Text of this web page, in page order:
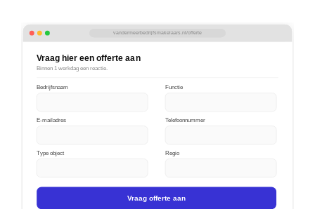
vandermeerbedrijfsmakelaars.nl/offerte
Vraag hier een offerte aan
Binnen 1 werkdag een reactie.
Bedrijfsnaam Functie
E-mailadres Telefoonnummer
Type object Regio
Vraag offerte aan